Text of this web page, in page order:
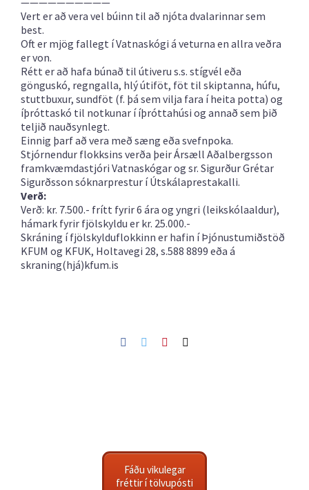
Vert er að vera vel búinn til að njóta dvalarinnar sem
best.
Oft er mjög fallegt í Vatnaskógi á veturna en allra veðra
er von.
Rétt er að hafa búnað til útiveru s.s. stígvél eða
gönguskó, regngalla, hlý útiföt, föt til skiptanna, húfu,
stuttbuxur, sundföt (f. þá sem vilja fara í heita potta) og
íþróttaskó til notkunar í íþróttahúsi og annað sem þið
teljið nauðsynlegt.
Einnig þarf að vera með sæng eða svefnpoka.
Stjórnendur flokksins verða þeir Ársæll Aðalbergsson
framkvæmdastjóri Vatnaskógar og sr. Sigurður Grétar
Sigurðsson sóknarprestur í Útskálaprestakalli.
Verð:
Verð: kr. 7.500.- frítt fyrir 6 ára og yngri (leikskólaaldur),
hámark fyrir fjölskyldu er kr. 25.000.-
Skráning í fjölskylduflokkinn er hafin í Þjónustumiðstöð
KFUM og KFUK, Holtavegi 28, s.588 8899 eða á
skraning(hjá)kfum.is
Facebook
TwitterPinterest
Fáðu vikulegar
fréttir í tölvupósti